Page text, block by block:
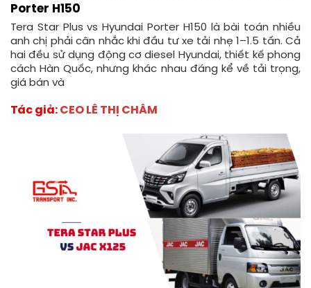
Porter H150
Tera Star Plus vs Hyundai Porter H150 là bài toán nhiều
anh chị phải cân nhắc khi đầu tư xe tải nhẹ 1–1.5 tấn. Cả
hai đều sử dụng động cơ diesel Hyundai, thiết kế phong
cách Hàn Quốc, nhưng khác nhau đáng kể về tải trọng,
giá bán và
Tác giả: CEO LÊ THỊ CHÂM